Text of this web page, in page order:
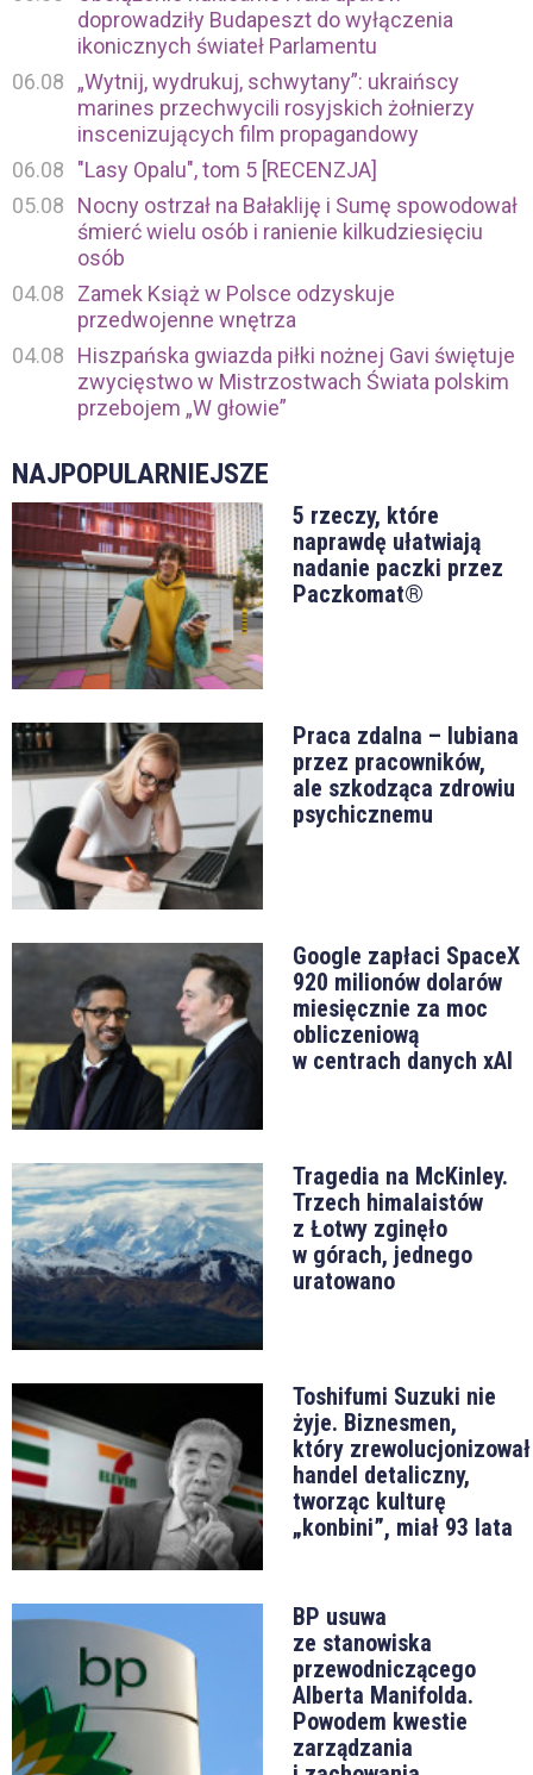
doprowadziły Budapeszt do wyłączenia
ikonicznych świateł Parlamentu
06.08
„Wytnij, wydrukuj, schwytany”: ukraińscy
marines przechwycili rosyjskich żołnierzy
inscenizujących film propagandowy
06.08
"Lasy Opalu", tom 5 [RECENZJA]
05.08
Nocny ostrzał na Bałakliję i Sumę spowodował
śmierć wielu osób i ranienie kilkudziesięciu
osób
04.08
Zamek Książ w Polsce odzyskuje
przedwojenne wnętrza
04.08
Hiszpańska gwiazda piłki nożnej Gavi świętuje
zwycięstwo w Mistrzostwach Świata polskim
przebojem „W głowie”
NAJPOPULARNIEJSZE
5 rzeczy, które
naprawdę ułatwiają
nadanie paczki przez
Paczkomat®
Praca zdalna – lubiana
przez pracowników,
ale szkodząca zdrowiu
psychicznemu
Google zapłaci SpaceX
920 milionów dolarów
miesięcznie za moc
obliczeniową
w centrach danych xAI
Tragedia na McKinley.
Trzech himalaistów
z Łotwy zginęło
w górach, jednego
uratowano
Toshifumi Suzuki nie
żyje. Biznesmen,
który zrewolucjonizował
handel detaliczny,
tworząc kulturę
„konbini”, miał 93 lata
BP usuwa
ze stanowiska
przewodniczącego
Alberta Manifolda.
Powodem kwestie
zarządzania